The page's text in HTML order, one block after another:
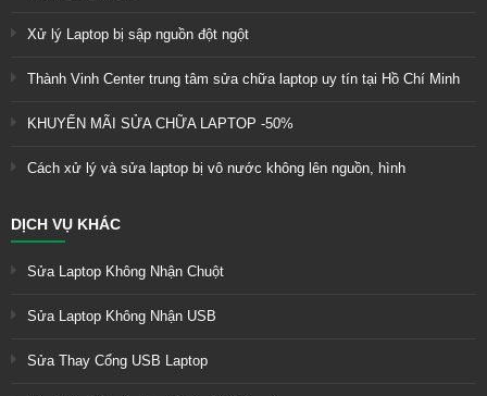
Xử lý Laptop bị sập nguồn đột ngột
Thành Vinh Center trung tâm sửa chữa laptop uy tín tại Hồ Chí Minh
KHUYẾN MÃI SỬA CHỮA LAPTOP -50%
Cách xử lý và sửa laptop bị vô nước không lên nguồn, hình
DỊCH VỤ KHÁC
Sửa Laptop Không Nhận Chuột
Sửa Laptop Không Nhận USB
Sửa Thay Cổng USB Laptop